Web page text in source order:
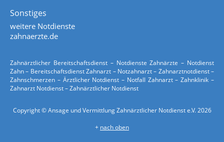
Sonstiges
weitere Notdienste
zahnaerzte.de
Zahnärztlicher Bereitschaftsdienst – Notdienste Zahnärzte – Notdienst
Zahn – Bereitschaftsdienst Zahnarzt – Notzahnarzt – Zahnarztnotdienst –
Zahnschmerzen – Ärztlicher Notdienst – Notfall Zahnarzt – Zahnklinik –
Zahnarzt Notdienst – Zahnärztlicher Notdienst
Copyright © Ansage und Vermittlung Zahnärztlicher Notdienst e.V. 2026
+ nach oben